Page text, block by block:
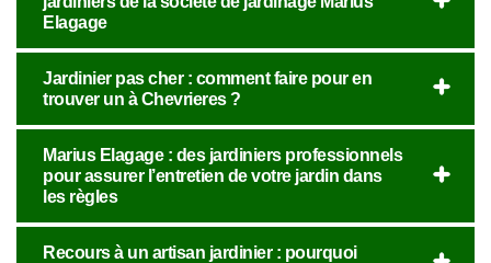
Elagage
Jardinier pas cher : comment faire pour en
trouver un à Chevrieres ?
Marius Elagage : des jardiniers professionnels
pour assurer l’entretien de votre jardin dans
les règles
Recours à un artisan jardinier : pourquoi